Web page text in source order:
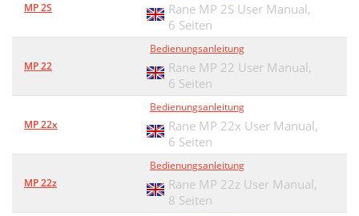
MP 2S
Rane MP 2S User Manual,
6 Seiten
MP 22
Bedienungsanleitung
Rane MP 22 User Manual,
6 Seiten
MP 22x
Bedienungsanleitung
Rane MP 22x User Manual,
6 Seiten
MP 22z
Bedienungsanleitung
Rane MP 22z User Manual,
8 Seiten